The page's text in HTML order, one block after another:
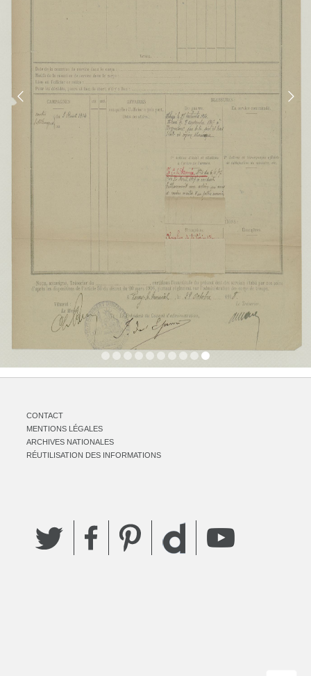
CONTACT
MENTIONS LÉGALES
ARCHIVES NATIONALES
RÉUTILISATION DES INFORMATIONS